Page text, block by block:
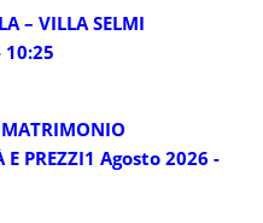
– VILLA SELMI
10:25
PREZZI1 Agosto 2026 -